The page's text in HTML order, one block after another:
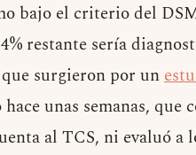
bajo el criterio del
restante sería
surgieron por un
unas semanas,
al TCS, ni evaluó